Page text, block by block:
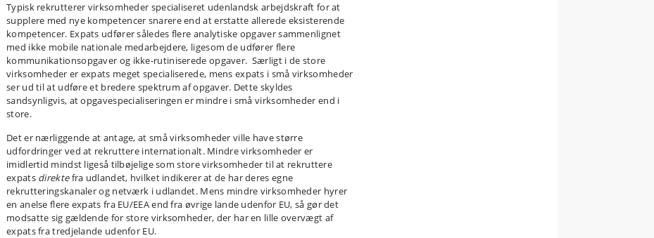
Typisk rekrutterer virksomheder specialiseret udenlandsk arbejdskraft for at
supplere med nye kompetencer snarere end at erstatte allerede eksisterende
kompetencer. Expats udfører således flere analytiske opgaver sammenlignet
med ikke mobile nationale medarbejdere, ligesom de udfører flere
kommunikationsopgaver og ikke-rutiniserede opgaver. Særligt i de store
virksomheder er expats meget specialiserede, mens expats i små virksomheder
ser ud til at udføre et bredere spektrum af opgaver. Dette skyldes
sandsynligvis, at opgavespecialiseringen er mindre i små virksomheder end i
store.
Det er nærliggende at antage, at små virksomheder ville have større
udfordringer ved at rekruttere internationalt. Mindre virksomheder er
imidlertid mindst ligeså tilbøjelige som store virksomheder til at rekruttere
expats direktefra udlandet, hvilket indikerer at de har deres egne
rekrutteringskanaler og netværk i udlandet. Mens mindre virksomheder hyrer
en anelse flere expats fra EU/EEA end fra øvrige lande udenfor EU, så gør det
modsatte sig gældende for store virksomheder, der har en lille overvægt af
expats fra tredjelande udenfor EU.